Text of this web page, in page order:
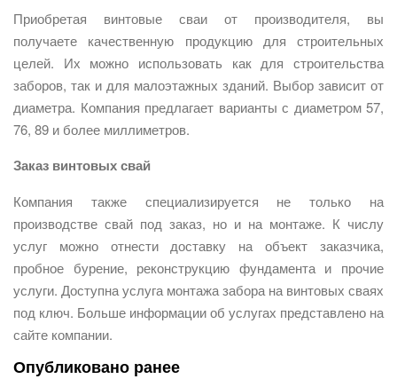
Приобретая винтовые сваи от производителя, вы
получаете качественную продукцию для строительных
целей. Их можно использовать как для строительства
заборов, так и для малоэтажных зданий. Выбор зависит от
диаметра. Компания предлагает варианты с диаметром 57,
76, 89 и более миллиметров.
Заказ винтовых свай
Компания также специализируется не только на
производстве свай под заказ, но и на монтаже. К числу
услуг можно отнести доставку на объект заказчика,
пробное бурение, реконструкцию фундамента и прочие
услуги. Доступна услуга монтажа забора на винтовых сваях
под ключ. Больше информации об услугах представлено на
сайте компании.
Опубликовано ранее